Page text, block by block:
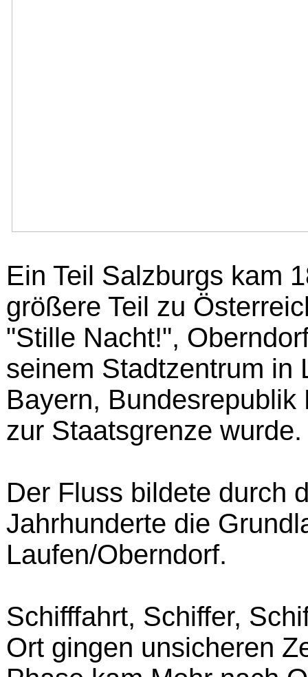
Ein Teil Salzburgs kam
größere Teil zu
"Stille Nacht!",
seinem Stadtzentrum in
Bayern,
zur Staatsgrenze wurde.
Der Fluss bildete durch
Jahrhunderte die
Laufen/Oberndorf.
Schifffahrt, Schiffer,
Ort gingen unsicheren